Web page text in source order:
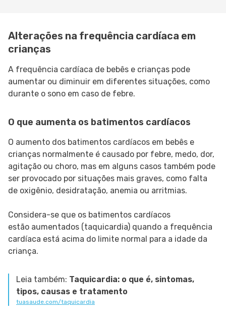
Alterações na frequência cardíaca em
crianças
A frequência cardíaca de bebês e crianças pode
aumentar ou diminuir em diferentes situações, como
durante o sono em caso de febre.
O que aumenta os batimentos cardíacos
O aumento dos batimentos cardíacos em bebês e
crianças normalmente é causado por febre, medo, dor,
agitação ou choro, mas em alguns casos também pode
ser provocado por situações mais graves, como falta
de oxigênio, desidratação, anemia ou arritmias.
Considera-se que os batimentos cardíacos
estão aumentados (taquicardia) quando a frequência
cardíaca está acima do limite normal para a idade da
criança.
Leia também: Taquicardia: o que é, sintomas,
tipos, causas e tratamento
tuasaude.com/taquicardia